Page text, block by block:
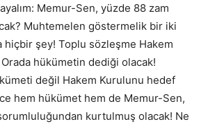
Memur-Sen, yüzde 88 zam
Muhtemelen göstermelik bir iki
hiçbir şey! Toplu sözleşme Hakem
hükümetin dediği olacak!
değil Hakem Kurulunu hedef
hem hükümet hem de Memur-Sen,
kurtulmuş olacak! Ne